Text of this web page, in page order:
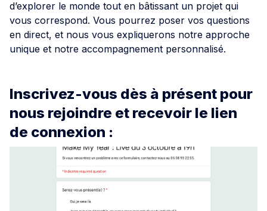
d’explorer le monde tout en bâtissant un projet qui
vous correspond. Vous pourrez poser vos questions
en direct, et nous vous expliquerons notre approche
unique et notre accompagnement personnalisé.
Inscrivez-vous dès à présent pour
nous rejoindre et recevoir le lien
de connexion :